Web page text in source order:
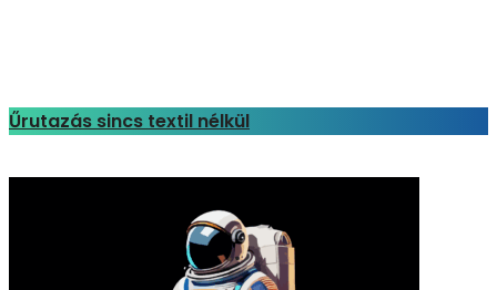
Űrutazás sincs textil nélkül